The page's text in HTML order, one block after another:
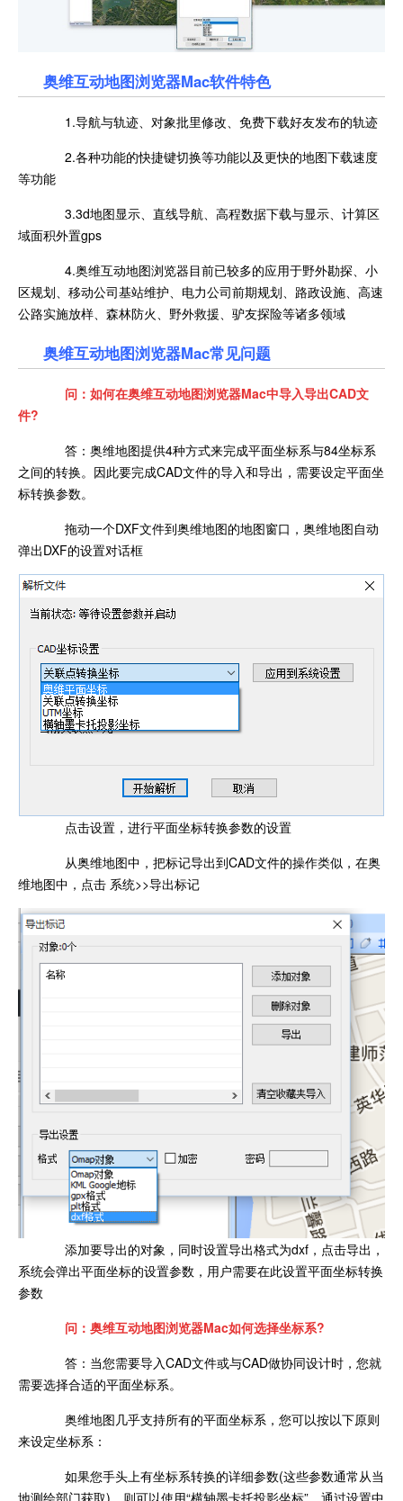
奥维互动地图浏览器Mac软件特色
1.导航与轨迹、对象批里修改、免费下载好友发布的轨迹
2.各种功能的快捷键切换等功能以及更快的地图下载速度
等功能
3.3d地图显示、直线导航、高程数据下载与显示、计算区
域面积外置gps
4.奥维互动地图浏览器目前已较多的应用于野外勘探、小
区规划、移动公司基站维护、电力公司前期规划、路政设施、高速
公路实施放样、森林防火、野外救援、驴友探险等诸多领域
奥维互动地图浏览器Mac常见问题
问：如何在奥维互动地图浏览器Mac中导入导出CAD文
件?
答：奥维地图提供4种方式来完成平面坐标系与84坐标系
之间的转换。因此要完成CAD文件的导入和导出，需要设定平面坐
标转换参数。
拖动一个DXF文件到奥维地图的地图窗口，奥维地图自动
弹出DXF的设置对话框
点击设置，进行平面坐标转换参数的设置
从奥维地图中，把标记导出到CAD文件的操作类似，在奥
维地图中，点击 系统>>导出标记
添加要导出的对象，同时设置导出格式为dxf，点击导出，
系统会弹出平面坐标的设置参数，用户需要在此设置平面坐标转换
参数
问：奥维互动地图浏览器Mac如何选择坐标系?
答：当您需要导入CAD文件或与CAD做协同设计时，您就
需要选择合适的平面坐标系。
奥维地图几乎支持所有的平面坐标系，您可以按以下原则
来设定坐标系：
如果您手头上有坐标系转换的详细参数(这些参数通常从当